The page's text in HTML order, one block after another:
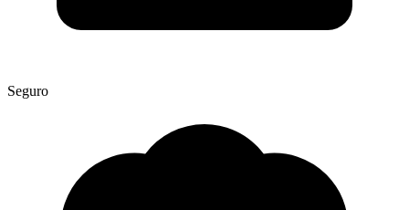
Seguro